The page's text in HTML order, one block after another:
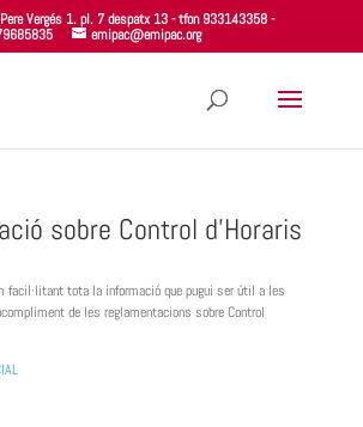
Vergés 1. pl. 7 despatx 13 - tfon 933143358 -
emipac@emipac.org
sobre Control d’Horaris
facil·litant tota la informació que pugui ser útil a les
de les reglamentacions sobre Control